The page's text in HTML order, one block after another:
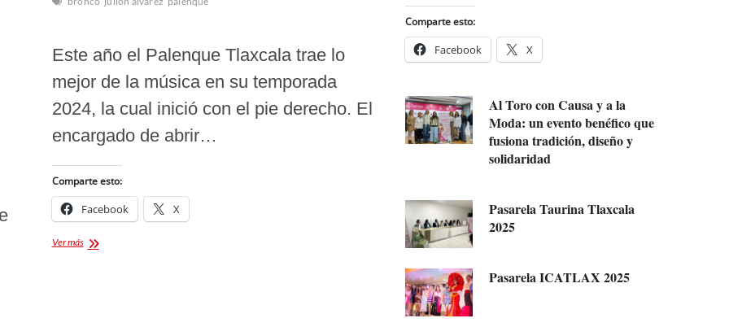
Este año el Palenque Tlaxcala trae lo
mejor de la música en su temporada
2024, la cual inició con el pie derecho. El
encargado de abrir…
Comparte esto:
Facebook X
Ver más
Comparte esto:
Facebook X
Al Toro con Causa y a la
Moda: un evento benéfico que
fusiona tradición, diseño y
solidaridad
Pasarela Taurina Tlaxcala
2025
Pasarela ICATLAX 2025